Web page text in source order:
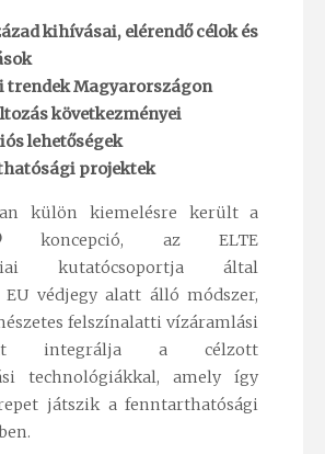
kihívásai, elérendő célok és
trendek Magyarországon
következményei
lehetőségek
projektek
külön kiemelésre került a
koncepció, az ELTE
kutatócsoportja által
védjegy alatt álló módszer,
felszínalatti vízáramlási
integrálja a célzott
technológiákkal, amely így
játszik a fenntarthatósági